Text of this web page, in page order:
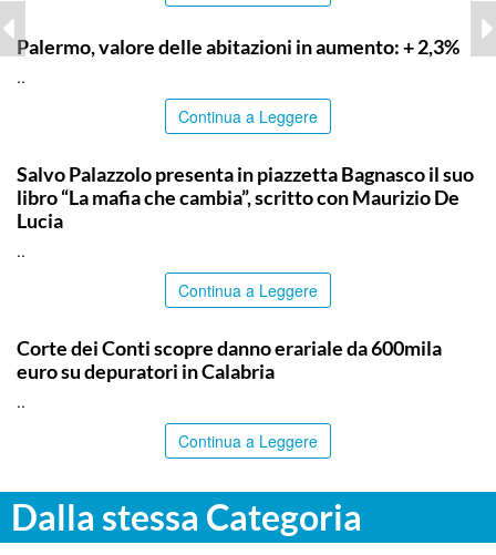
PALERMO
Palermo, valore delle abitazioni in aumento: + 2,3%
..
Continua a Leggere
Salvo Palazzolo presenta in piazzetta Bagnasco il suo
libro “La mafia che cambia”, scritto con Maurizio De
Lucia
..
Continua a Leggere
Corte dei Conti scopre danno erariale da 600mila
euro su depuratori in Calabria
..
Continua a Leggere
Dalla stessa Categoria
ITALPRESS